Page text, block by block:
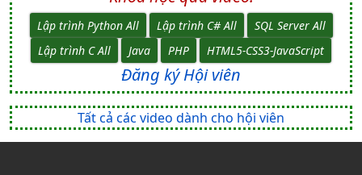
Lập trình Python All Lập trình C# All
SQL Server All
Lập trình C All
Java PHP HTML5-CSS3-JavaScript
Đăng ký Hội viên
Tất cả các video dành cho hội viên